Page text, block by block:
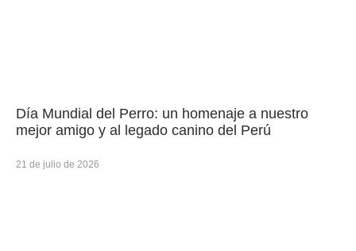
Día Mundial del Perro: un homenaje a nuestro
mejor amigo y al legado canino del Perú
21 de julio de 2026